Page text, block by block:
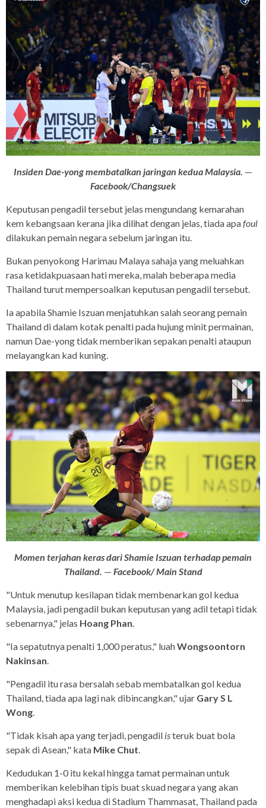
Insiden Dae-yong membatalkan jaringan kedua Malaysia. —
Facebook/Changsuek
Keputusan pengadil tersebut jelas mengundang kemarahan
kem kebangsaan kerana jika dilihat dengan jelas, tiada apafoul
dilakukan pemain negara sebelum jaringan itu.
Bukan penyokong Harimau Malaya sahaja yang meluahkan
rasa ketidakpuasaan hati mereka, malah beberapa media
Thailand turut mempersoalkan keputusan pengadil tersebut.
Ia apabila Shamie Iszuan menjatuhkan salah seorang pemain
Thailand di dalam kotak penalti pada hujung minit permainan,
namun Dae-yong tidak memberikan sepakan penalti ataupun
melayangkan kad kuning.
Momen terjahan keras dari Shamie Iszuan terhadap pemain
Thailand. — Facebook/ Main Stand
"Untuk menutup kesilapan tidak membenarkan gol kedua
Malaysia, jadi pengadil bukan keputusan yang adil tetapi tidak
sebenarnya," jelas Hoang Phan
"Ia sepatutnya penalti 1,000 peratus," luahWongsoontorn
Nakinsan
"Pengadil itu rasa bersalah sebab membatalkan gol kedua
Thailand, tiada apa lagi nak dibincangkan," ujar Gary S L
Wong
"Tidak kisah apa yang terjadi, pengadil isteruk buat bola
sepak di Asean," kata Mike Chut
Kedudukan 1-0 itu kekal hingga tamat permainan untuk
memberikan kelebihan tipis buat skuad negara yang akan
menghadapi aksi kedua di Stadium Thammasat, Thailand pada